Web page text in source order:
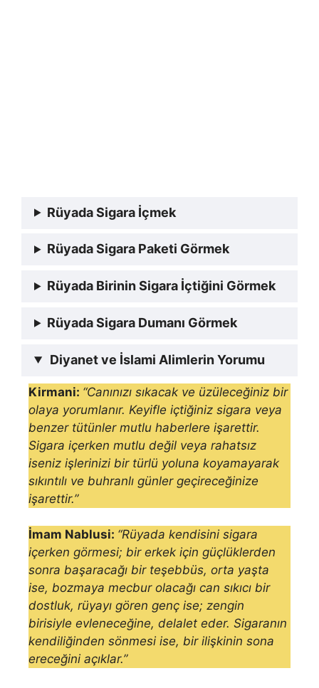
Rüyada Sigara İçmek
Rüyada Sigara Paketi Görmek
Rüyada Birinin Sigara İçtiğini Görmek
Rüyada Sigara Dumanı Görmek
Diyanet ve İslami Alimlerin Yorumu
Kirmani: “Canınızı sıkacak ve üzüleceğiniz bir
olaya yorumlanır. Keyifle içtiğiniz sigara veya
benzer tütünler mutlu haberlere işarettir.
Sigara içerken mutlu değil veya rahatsız
iseniz işlerinizi bir türlü yoluna koyamayarak
sıkıntılı ve buhranlı günler geçireceğinize
işarettir.”
İmam Nablusi: “Rüyada kendisini sigara
içerken görmesi; bir erkek için güçlüklerden
sonra başaracağı bir teşebbüs, orta yaşta
ise, bozmaya mecbur olacağı can sıkıcı bir
dostluk, rüyayı gö­ren genç ise; zengin
birisiyle evleneceğine, delalet eder. Sigaranın
kendiliğinden sönmesi ise, bir ilişki­nin sona
ereceğini açıklar.”